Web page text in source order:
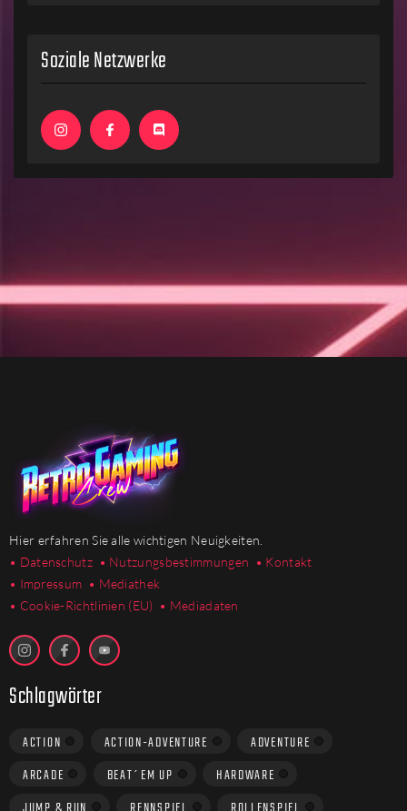
Soziale Netzwerke
Hier erfahren Sie alle wichtigen Neuigkeiten.
• Datenschutz • Nutzungsbestimmungen • Kontakt
• Impressum • Mediathek
• Cookie-Richtlinien (EU) • Mediadaten
Schlagwörter
ACTION ACTION-ADVENTURE
ADVENTURE
ARCADE
BEAT´EM UP
HARDWARE